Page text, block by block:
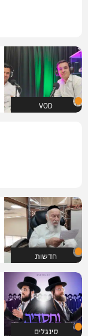
VOD
חדשות
סינגלים